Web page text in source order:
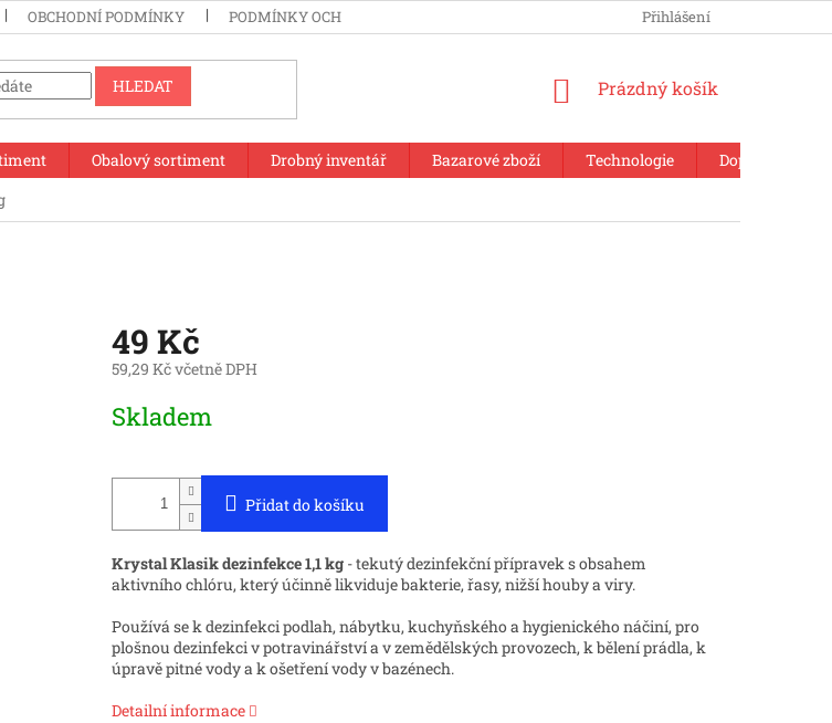
OBCHODNÍ PODMÍNKY PODMÍNKY OCHRANY OSOBNÍCH ÚDAJŮ Přihlášení
HLEDAT
NÁKUPNÍ
Prázdný košík
Obalový sortiment Drobný inventář Bazarové zboží Technologie
Doplňkový
49 Kč
59,29 Kč včetně DPH
cena:
Skladem
Přidat do košíku
Krystal Klasik dezinfekce 1,1 kg - tekutý dezinfekční přípravek s obsahem
aktivního chlóru, který účinně likviduje bakterie, řasy, nižší houby a viry.
Používá se k dezinfekci podlah, nábytku, kuchyňského a hygienického náčiní, pro
plošnou dezinfekci v potravinářství a v zemědělských provozech, k bělení prádla, k
úpravě pitné vody a k ošetření vody v bazénech.
Detailní informace